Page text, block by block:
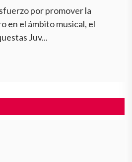
por promover la
en el ámbito musical, el
Juv...